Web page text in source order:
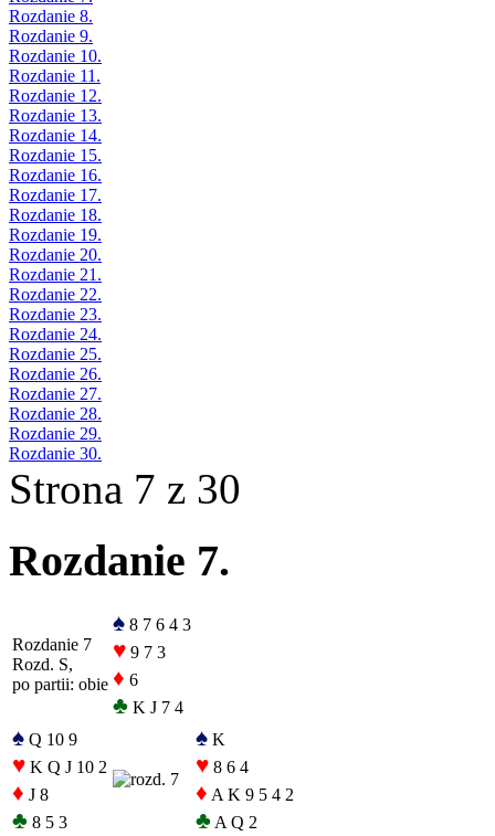
Rozdanie 8.
Rozdanie 9.
Rozdanie 10.
Rozdanie 11.
Rozdanie 12.
Rozdanie 13.
Rozdanie 14.
Rozdanie 15.
Rozdanie 16.
Rozdanie 17.
Rozdanie 18.
Rozdanie 19.
Rozdanie 20.
Rozdanie 21.
Rozdanie 22.
Rozdanie 23.
Rozdanie 24.
Rozdanie 25.
Rozdanie 26.
Rozdanie 27.
Rozdanie 28.
Rozdanie 29.
Rozdanie 30.
Strona 7 z 30
Rozdanie 7.
Rozdanie 7
Rozd. S,
po partii: obie
♠ 8 7 6 4 3
♥ 9 7 3
♦ 6
♣ K J 7 4
♠ Q 10 9
♥ K Q J 10 2
♦ J 8
♣ 8 5 3
♠ K
♥ 8 6 4
♦ A K 9 5 4 2
♣ A Q 2